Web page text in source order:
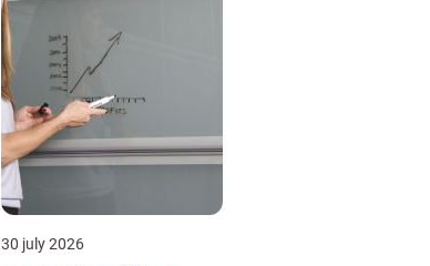
30 july 2026